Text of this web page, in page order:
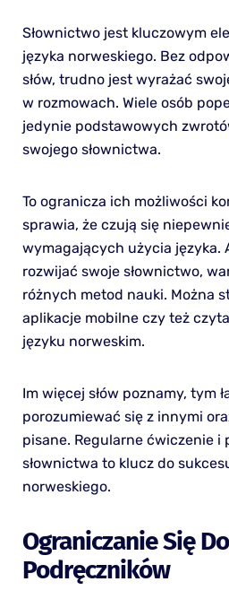
Słownictwo jest kluczowym
języka norweskiego. Bez
słów, trudno jest wyrażać
w rozmowach. Wiele osób
jedynie podstawowych
swojego słownictwa.
To ogranicza ich możliwości
sprawia, że czują się
wymagających użycia języka.
rozwijać swoje słownictwo,
różnych metod nauki. Można
aplikacje mobilne czy też
języku norweskim.
Im więcej słów poznamy, tym
porozumiewać się z innymi
pisane. Regularne ćwiczenie i
słownictwa to klucz do
norweskiego.
Ograniczanie Się
Podręczników